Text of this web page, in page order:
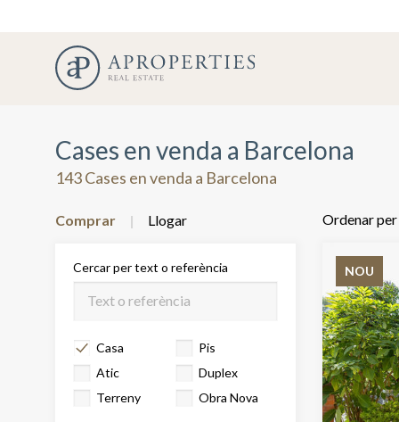
Cases en venda a Barcelona
143 Cases en venda a Barcelona
Comprar Llogar
Cercar per text o referència
Casa
Pis
Atic
Duplex
Terreny
Obra Nova
Ordenar per
NOU